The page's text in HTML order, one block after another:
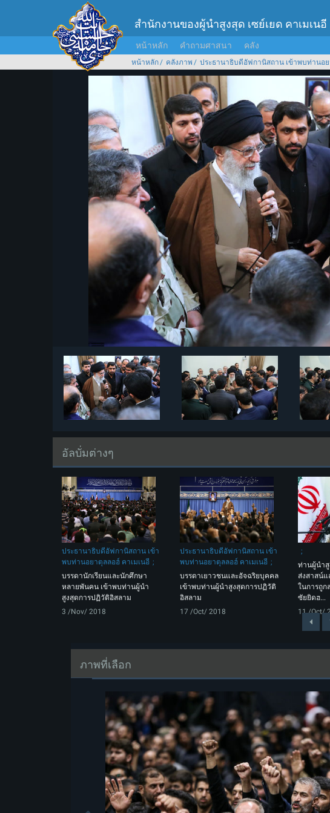
สำนักงานของผู้นำสูงสุด เซย์เยด คาเมเนอี
หน้าหลัก คำถามศาสนา คลัง
หน้าหลัก คลังภาพ ประธานาธิบดีอัฟกานิสถาน เข้าพบท่านอย
อัลบั่มต่างๆ
ประธานาธิบดีอัฟกานิสถาน เข้า
พบท่านอยาตุลลอฮ์ คาเมเนอี
บรรดานักเรียนและนักศึกษา
หลายพันคน เข้าพบท่านผู้นำ
สูงสุดการปฏิวัติอิสลาม
3 /Nov/ 2018
ประธานาธิบดีอัฟกานิสถาน เข้า
พบท่านอยาตุลลอฮ์ คาเมเนอี
บรรดาเยาวชนและอัจฉริยบุคคล
เข้าพบท่านผู้นำสูงสุดการปฏิวัติ
อิสลาม
17 /Oct/ 2018
ท่านผู้นำ
ส่งสาสน์แ
ในการถูก
ซัยยิดฮ...
11 /Oct/
ภาพที่เลือก